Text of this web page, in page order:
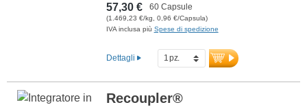
57,30 € 60 Capsule
(1.469,23 €/kg, 0,96 €/Capsula)
IVA inclusa più Spese di spedizione
Dettagli
Recoupler®